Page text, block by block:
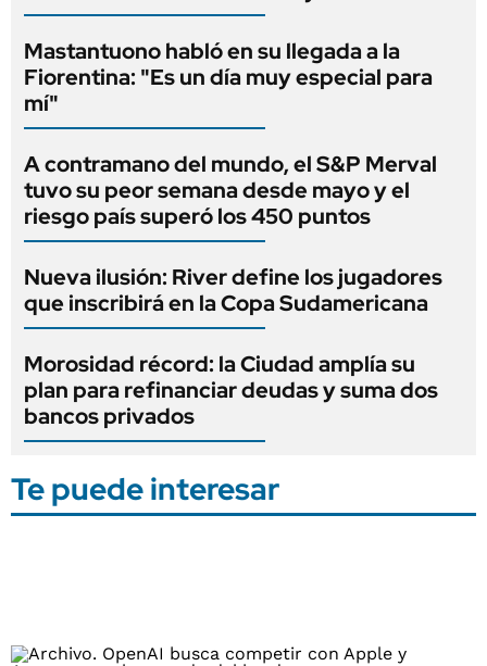
Mastantuono habló en su llegada a la
Fiorentina: "Es un día muy especial para
mí"
A contramano del mundo, el S&P Merval
tuvo su peor semana desde mayo y el
riesgo país superó los 450 puntos
Nueva ilusión: River define los jugadores
que inscribirá en la Copa Sudamericana
Morosidad récord: la Ciudad amplía su
plan para refinanciar deudas y suma dos
bancos privados
Te puede interesar